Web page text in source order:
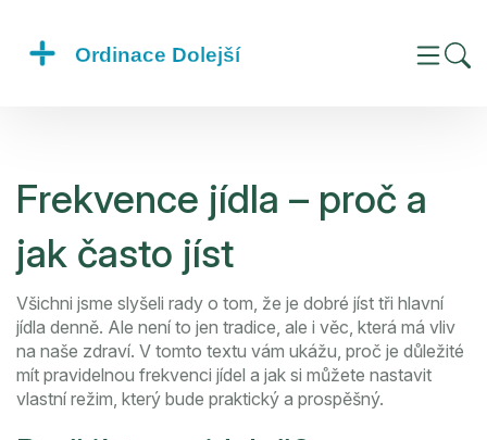
Frekvence jídla – proč a
jak často jíst
Všichni jsme slyšeli rady o tom, že je dobré jíst tři hlavní
jídla denně. Ale není to jen tradice, ale i věc, která má vliv
na naše zdraví. V tomto textu vám ukážu, proč je důležité
mít pravidelnou frekvenci jídel a jak si můžete nastavit
vlastní režim, který bude praktický a prospěšný.